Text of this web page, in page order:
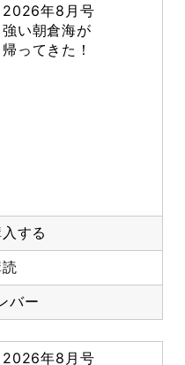
2026年8月号
強い朝倉海が
帰ってきた！
する
バー
2026年8月号